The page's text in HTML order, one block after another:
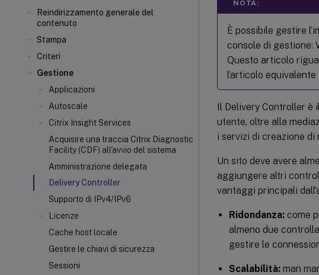
Reindirizzamento generale del
contenuto
Stampa
Criteri
Gestione
Applicazioni
Autoscale
Citrix Insight Services
Acquisire una traccia Citrix Diagnostic
Facility (CDF) all'avvio del sistema
Amministrazione delegata
Delivery Controller
Supporto di IPv4/IPv6
Licenze
Cache host locale
Gestire le chiavi di sicurezza
Sessioni
NOTA:
È possibile gestire
console di gestione:
Questo articolo
l’articolo
Il Delivery Controller è
utente, oltre alla
i servizi di creazione di
Un sito deve avere
aggiungere altri
vantaggi principali
Ridondanza: come
almeno due
gestire le
Scalabilità: man